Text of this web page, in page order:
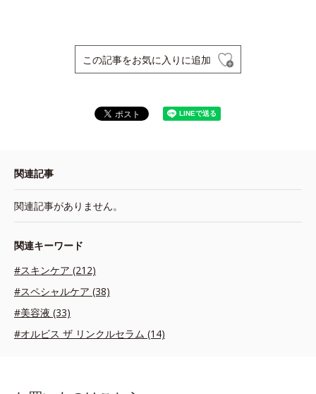
この記事をお気に入りに追加
関連記事
関連記事がありません。
関連キーワード
#スキンケア (212)
#スペシャルケア (38)
#美容液 (33)
#オルビス ザ リンクルセラム (14)